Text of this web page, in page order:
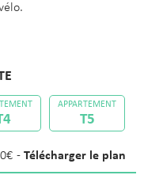
APPARTEMENT
T5
- Télécharger le plan